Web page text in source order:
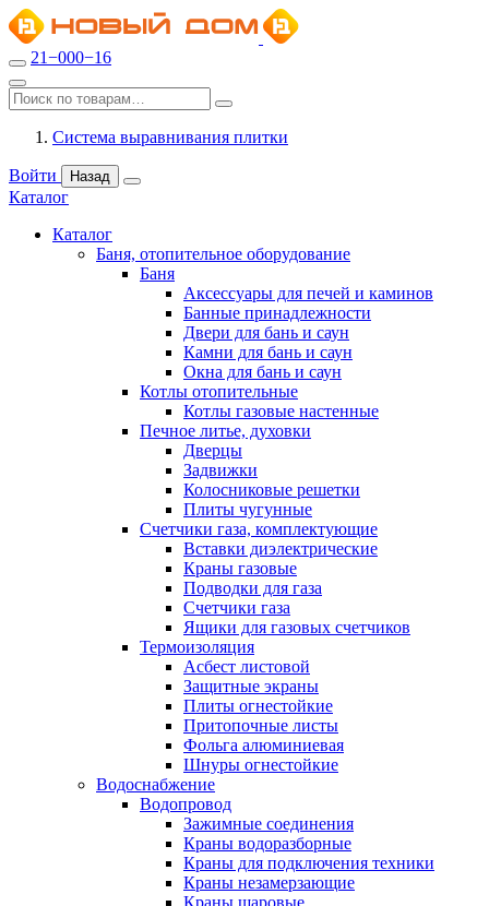
21−000−16
Система выравнивания плитки
Войти Назад
Каталог
Каталог
Баня, отопительное оборудование
Баня
Аксессуары для печей и каминов
Банные принадлежности
Двери для бань и саун
Камни для бань и саун
Окна для бань и саун
Котлы отопительные
Котлы газовые настенные
Печное литье, духовки
Дверцы
Задвижки
Колосниковые решетки
Плиты чугунные
Счетчики газа, комплектующие
Вставки диэлектрические
Краны газовые
Подводки для газа
Счетчики газа
Ящики для газовых счетчиков
Термоизоляция
Асбест листовой
Защитные экраны
Плиты огнестойкие
Притопочные листы
Фольга алюминиевая
Шнуры огнестойкие
Водоснабжение
Водопровод
Зажимные соединения
Краны водоразборные
Краны для подключения техники
Краны незамерзающие
Краны шаровые